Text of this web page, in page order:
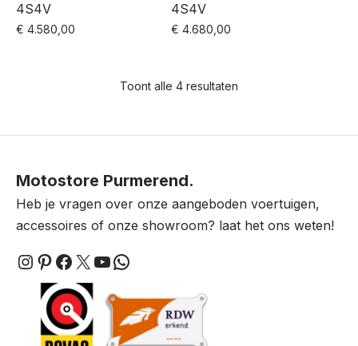
4S4V
€ 4.580,00
4S4V
€ 4.680,00
Toont alle 4 resultaten
Motostore Purmerend.
Heb je vragen over onze aangeboden voertuigen,
accessoires of onze showroom? laat het ons weten!
Instagram
Pinterest
Facebook
X YouTube
WhatsApp